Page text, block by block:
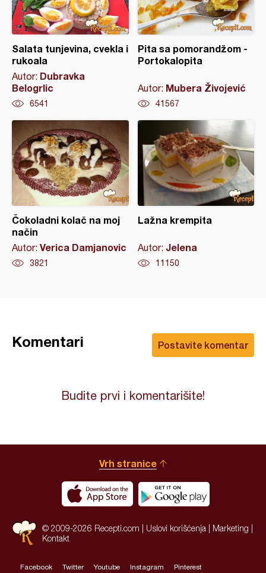
Salata tunjevina, cvekla i
rukoala
Autor: Dubravka
Belogrlic
6541
Pita sa pomorandžom -
Portokalopita
Autor: Mubera Živojević
41567
Čokoladni kolač na moj
način
Autor: Verica Damjanovic
3821
Lažna krempita
Autor: Jelena
11150
Postavite komentar
Komentari
Budite prvi i komentarišite!
Vrh stranice
© 2009-2026 Recepti.com | Uslovi korišćenja Marketing
Kontakt
Facebook Twitter Youtube Instagram Pinterest